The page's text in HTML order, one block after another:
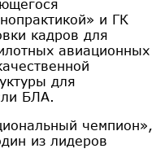
и ГК
кадров для
авиационных
для
БЛА.
чемпион»,
из лидеров